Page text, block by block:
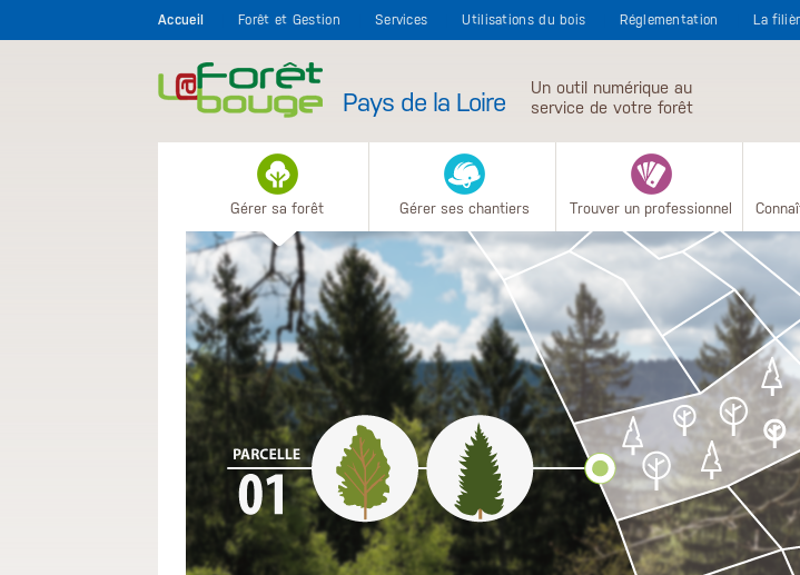
Accueil
Forêt et Gestion Services Utilisations du bois Réglementation La
Pays de la Loire
Un outil numérique au
service de votre forêt
Gérer sa forêt Gérer ses chantiers Trouver un professionnel